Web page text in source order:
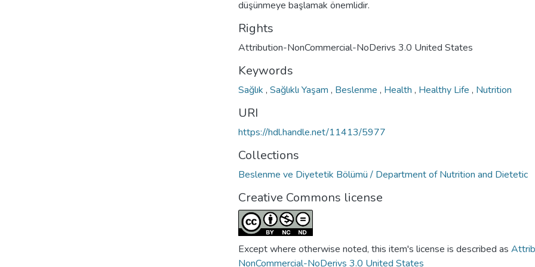
düşünmeye başlamak önemlidir.
Rights
Attribution-NonCommercial-NoDerivs 3.0 United States
Keywords
Sağlık , Sağlıklı Yaşam , Beslenme , Health , Healthy Life , Nutrition
URI
https://hdl.handle.net/11413/5977
Collections
Beslenme ve Diyetetik Bölümü / Department of Nutrition and Dietetic
Creative Commons license
Except where otherwise noted, this item's license is described as
NonCommercial-NoDerivs 3.0 United States